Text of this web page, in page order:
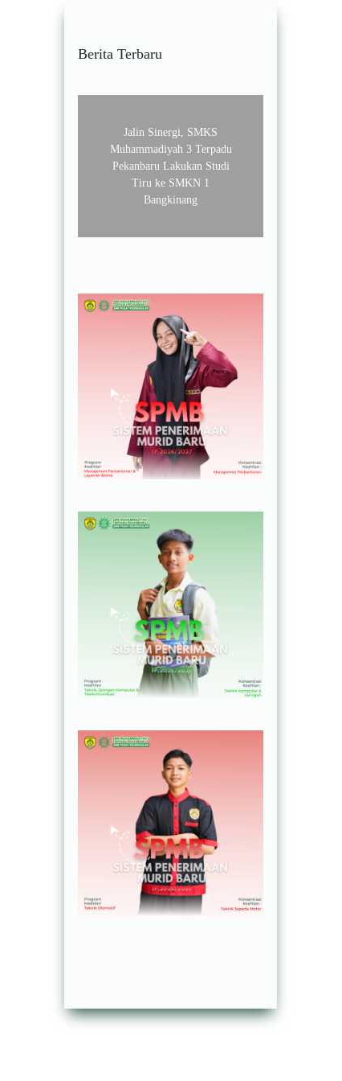
Berita Terbaru
Jalin Sinergi, SMKS
Muhammadiyah 3 Terpadu
Pekanbaru Lakukan Studi
Tiru ke SMKN 1
Bangkinang